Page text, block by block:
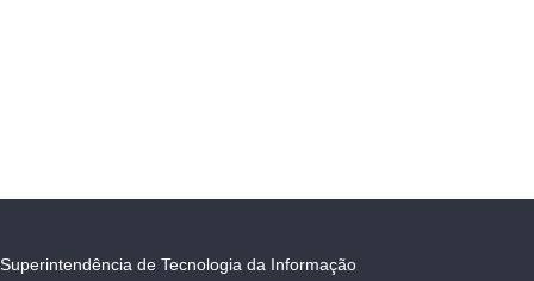
Superintendência de Tecnologia da Informação